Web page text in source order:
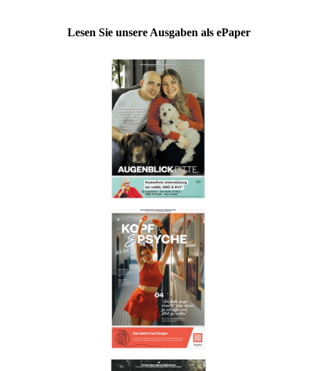
Lesen Sie unsere Ausgaben als ePaper